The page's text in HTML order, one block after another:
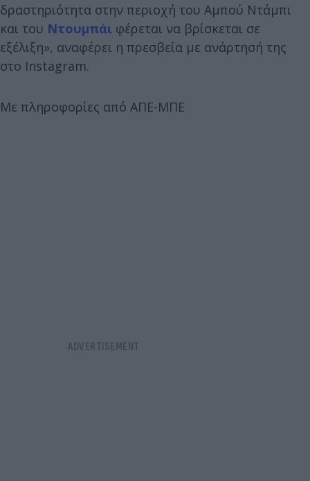
δραστηριότητα στην περιοχή του Αμπού Ντάμπι
και του Ντουμπάι φέρεται να βρίσκεται σε
εξέλιξη», αναφέρει η πρεσβεία με ανάρτησή της
στο Instagram.
Με πληροφορίες από ΑΠΕ-ΜΠΕ